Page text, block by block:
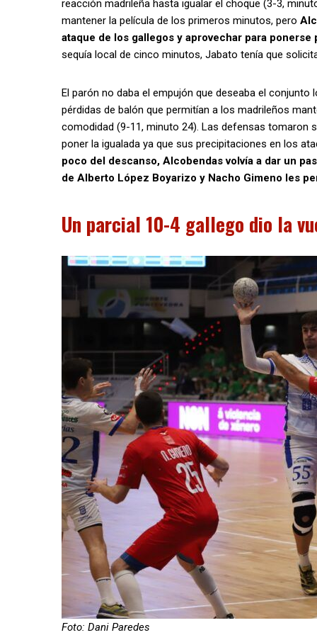
reacción madrileña hasta igualar el choque (3-3,
mantener la película de los primeros minutos, pero
ataque de los gallegos y aprovechar para
sequía local de cinco minutos, Jabato tenía que
El parón no daba el empujón que deseaba el
pérdidas de balón que permitían a los madrileños
comodidad (9-11, minuto 24). Las defensas tomaron
poner la igualada ya que sus precipitaciones en los
poco del descanso, Alcobendas volvía a dar un
de Alberto López Boyarizo y Nacho Gimeno les
Un parcial 10-4 gallego dio la
Foto: Dani Paredes